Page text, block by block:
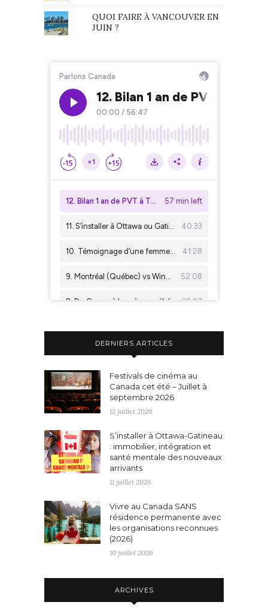
QUOI FAIRE À VANCOUVER EN
JUIN ?
DERNIERS ARTICLES
Festivals de cinéma au
Canada cet été – Juillet à
septembre 2026
12 juillet 2026
S’installer à Ottawa-Gatineau
: immobilier, intégration et
santé mentale des nouveaux
arrivants
11 juillet 2026
Vivre au Canada SANS
résidence permanente avec
les organisations reconnues
(2026)
10 juillet 2026
ARCHIVES